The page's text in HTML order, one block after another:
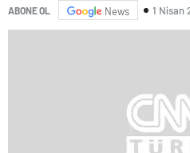
ABONE OL News 1 Nisan